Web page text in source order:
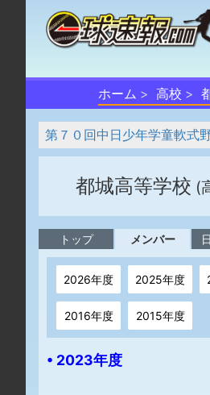
ホーム 高校
第７０回中日少年学童軟式
都城高等学校 (
トップ メンバー
2026年度 2025年度
2016年度 2015年度
• 2023年度